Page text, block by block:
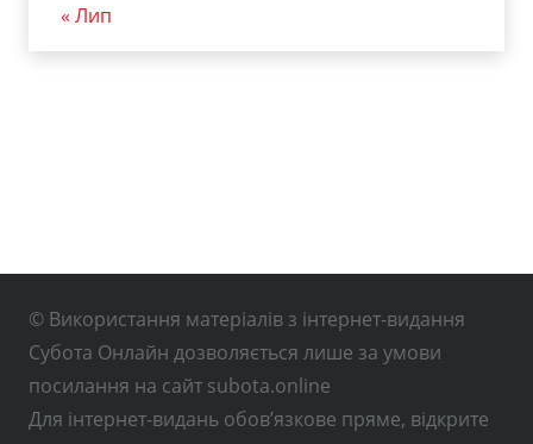
« Лип
© Використання матеріалів з інтернет-видання
Субота Онлайн дозволяється лише за умови
посилання на сайт subota.online
Для інтернет-видань обов’язкове пряме, відкрите